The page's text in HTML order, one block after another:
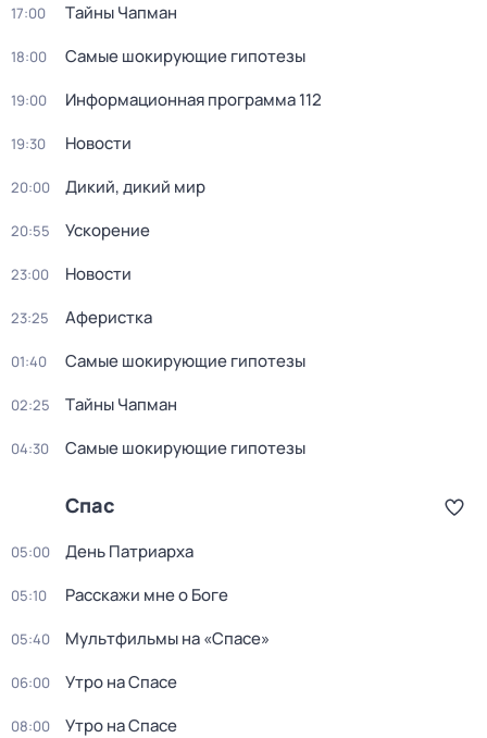
17:00 Тaйны Чапман
18:00 Самые шoкиpующие гипотезы
19:00 Информационная программа 112
19:30 Новости
20:00 Дикий, дикий мир
20:55 Ускорение
23:00 Новости
23:25 Аферистка
01:40 Самые шoкиpующие гипотезы
02:25 Тaйны Чапман
04:30 Самые шoкиpующие гипотезы
Спас
05:00 День Патриарха
05:10 Расскажи мне о Боге
05:40 Мультфильмы на «Спасе»
06:00 Утро на Спасе
08:00 Утро на Спасе